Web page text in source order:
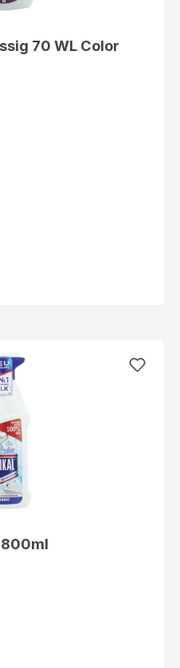
70 WL Color